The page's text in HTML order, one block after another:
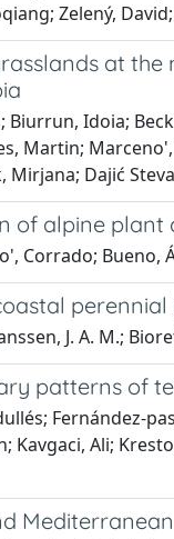
Zelený,
at
Biurrun, Idoia;
Martin;
Mirjana; Dajić
of alpine
Corrado; Bueno,
J. A. M.;
patterns of
Kavgaci, Ali;